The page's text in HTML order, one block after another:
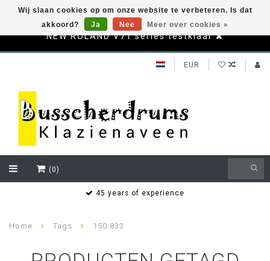
NEW ROLAND V71 series testklaar
EUR
(0)
45 years of experience
Home Tags 150.833
Wij slaan cookies op om onze website te verbeteren. Is dat
akkoord?
Ja Nee Meer over cookies »